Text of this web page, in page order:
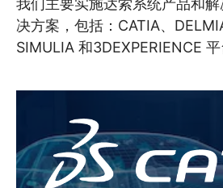
我们主要实施达索系统产品和
决方案，包括：CATIA、
SIMULIA 和3DEXPERIENCE 平